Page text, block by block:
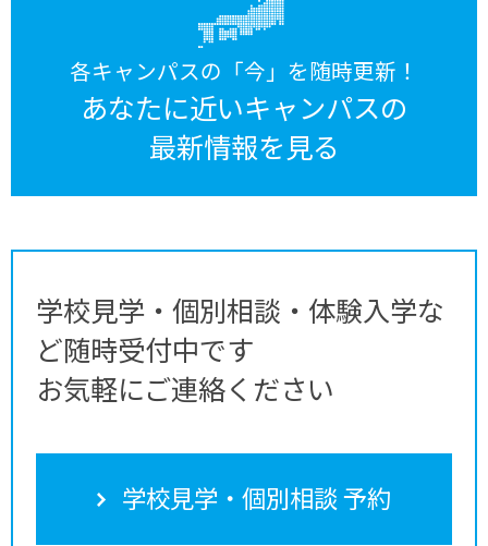
各キャンパスの「今」を随時更新！
あなたに近いキャンパスの
最新情報を見る
学校見学・個別相談・体験入学な
ど随時受付中です
お気軽にご連絡ください
学校見学・個別相談 予約